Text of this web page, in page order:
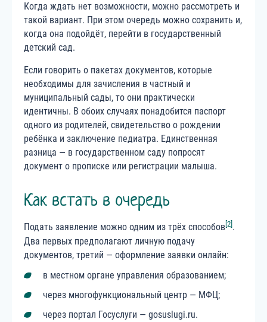
Когда ждать нет возможности, можно рассмотреть и
такой вариант. При этом очередь можно сохранить и,
когда она подойдёт, перейти в государственный
детский сад.
Если говорить о пакетах документов, которые
необходимы для зачисления в частный и
муниципальный сады, то они практически
идентичны. В обоих случаях понадобится паспорт
одного из родителей, свидетельство о рождении
ребёнка и заключение педиатра. Единственная
разница — в государственном саду попросят
документ о прописке или регистрации малыша.
Как встать в очередь
Подать заявление можно одним из трёх способов [2] .
Два первых предполагают личную подачу
документов, третий — оформление заявки онлайн:
в местном органе управления образованием;
через многофункциональный центр — МФЦ;
через портал Госуслуги — gosuslugi.ru.